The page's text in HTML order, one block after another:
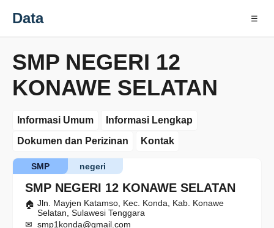
Data ☰
SMP NEGERI 12
KONAWE SELATAN
Informasi Umum
Informasi Lengkap
Dokumen dan Perizinan
Kontak
SMP NEGERI 12 KONAWE SELATAN
negeri
SMP
Jln. Mayjen Katamso, Kec. Konda, Kab. Konawe
Selatan, Sulawesi Tenggara
smp1konda@gmail.com